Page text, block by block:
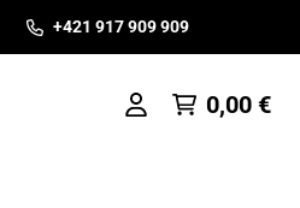
+421 917 909 909
0,00 €